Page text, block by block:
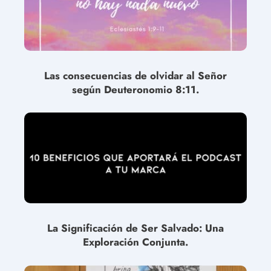
Las consecuencias de olvidar al Señor
según Deuteronomio 8:11.
La Significación de Ser Salvado: Una
Exploración Conjunta.